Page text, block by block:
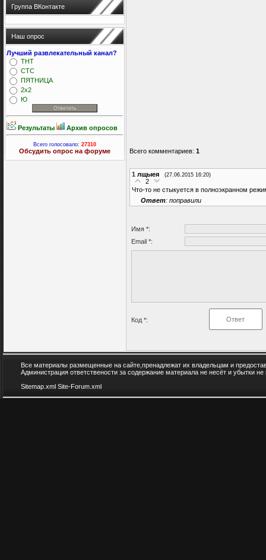
Группа ВКонтакте
Наш опрос
Лучший развлекательный канал?
ТНТ
СТС
ПЯТНИЦА
2x2
Ю
Результаты Архив опросов
Всего голосовало: 27310
Обсудить опрос на форуме Всего комментариев: 1
1 лщыея (27.06.2015 16:20)
2
Что-то не стыкуется в полноэкранном
Ответ: поправили
Имя *:
Email *:
Код *:
Все материалы размещенные на сайте,пренадлежат их владельцам и
Администрация ответствености за содержание материала не несёт и убытки
Sitemap.xml Site-Forum.xml